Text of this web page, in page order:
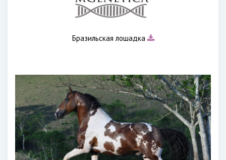
Бразильская лошадка